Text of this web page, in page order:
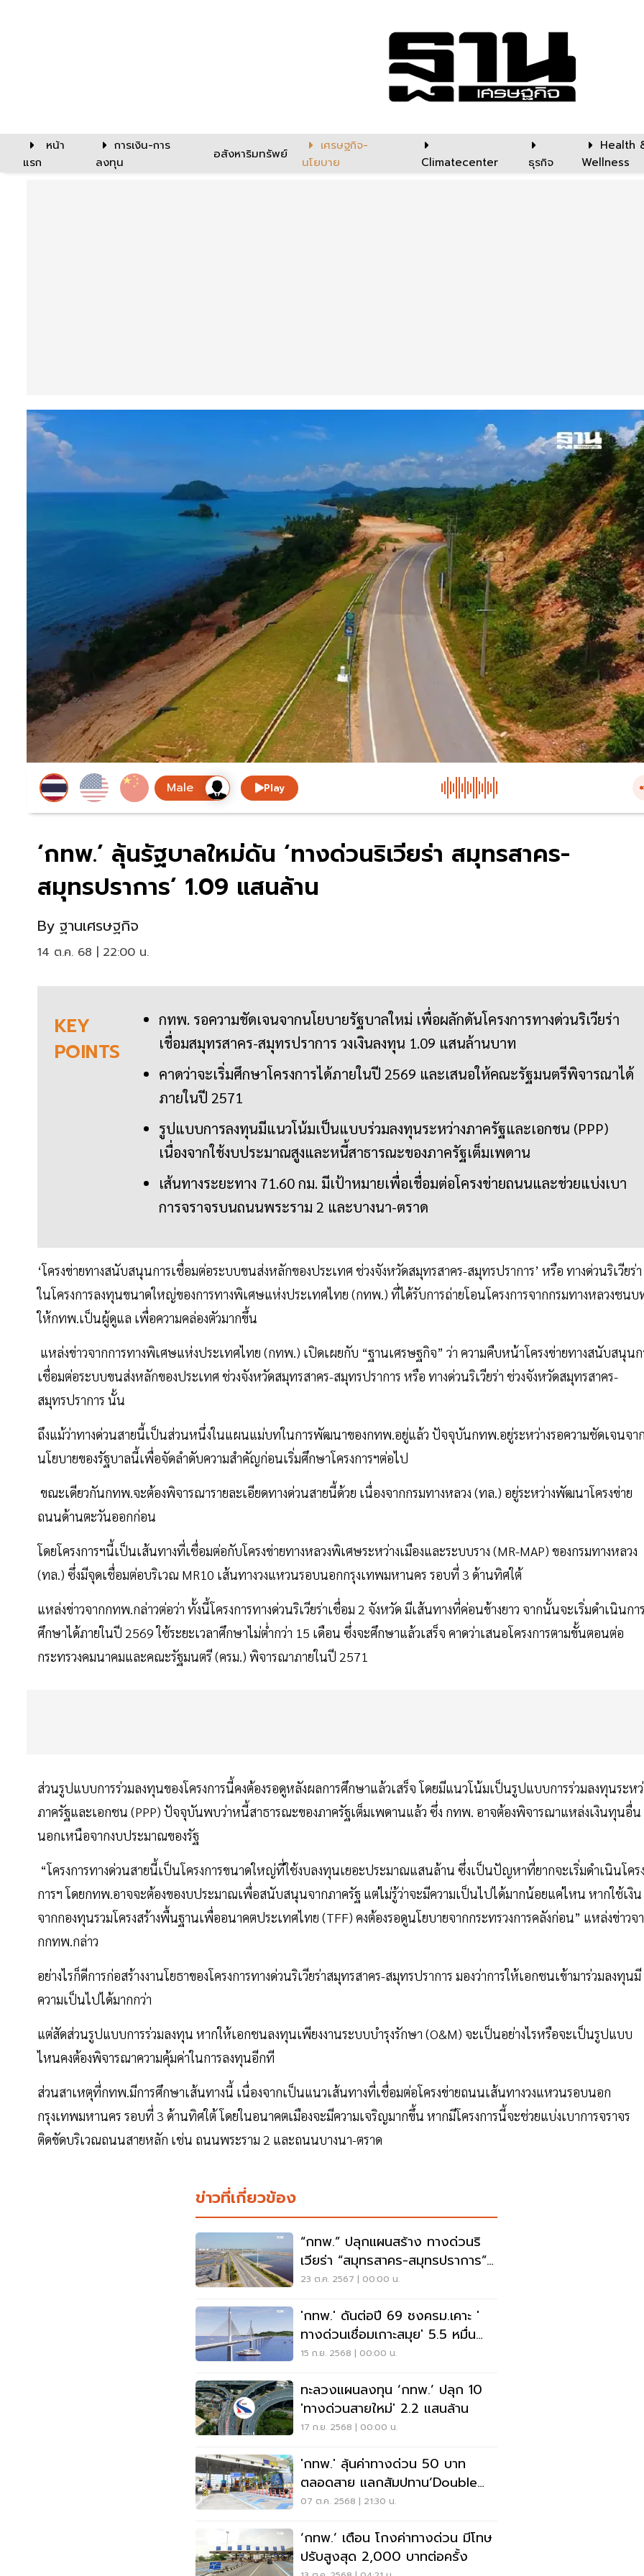
หน้า
แรก
การเงิน-การ
ลงทุน
อสังหาริมทรัพย์
เศรษฐกิจ-
นโยบาย
Climatecenter ธุรกิจ
Health
Wellness
Play
‘กทพ.’ ลุ้นรัฐบาลใหม่ดัน ‘ทางด่วนริเวียร่า สมุทรสาคร-
สมุทรปราการ’ 1.09 แสนล้าน
By ฐานเศรษฐกิจ
14 ต.ค. 68 | 22:00 น.
KEY
POINTS
กทพ. รอความชัดเจนจากนโยบายรัฐบาลใหม่ เพื่อผลักดันโครงการทางด่วนริเวียร่า
เชื่อมสมุทรสาคร-สมุทรปราการ วงเงินลงทุน 1.09 แสนล้านบาท
คาดว่าจะเริ่มศึกษาโครงการได้ภายในปี 2569 และเสนอให้คณะรัฐมนตรีพิจารณาได้
ภายในปี 2571
รูปแบบการลงทุนมีแนวโน้มเป็นแบบร่วมลงทุนระหว่างภาครัฐและเอกชน (PPP)
เนื่องจากใช้งบประมาณสูงและหนี้สาธารณะของภาครัฐเต็มเพดาน
เส้นทางระยะทาง 71.60 กม. มีเป้าหมายเพื่อเชื่อมต่อโครงข่ายถนนและช่วยแบ่งเบา
การจราจรบนถนนพระราม 2 และบางนา-ตราด
‘โครงข่ายทางสนับสนุนการเชื่อมต่อระบบขนส่งหลักของประเทศ ช่วงจังหวัดสมุทรสาคร-สมุทรปราการ’ หรือ ทางด่วนริเวียร่า
ในโครงการลงทุนขนาดใหญ่ของการทางพิเศษแห่งประเทศไทย (กทพ.) ที่ได้รับการถ่ายโอนโครงการจากกรมทางหลวงชนบ
ให้กทพ.เป็นผู้ดูแล เพื่อความคล่องตัวมากขึ้น
แหล่งข่าวจากการทางพิเศษแห่งประเทศไทย (กทพ.) เปิดเผยกับ “ฐานเศรษฐกิจ” ว่า ความคืบหน้าโครงข่ายทางสนับสนุนก
เชื่อมต่อระบบขนส่งหลักของประเทศ ช่วงจังหวัดสมุทรสาคร-สมุทรปราการ หรือ ทางด่วนริเวียร่า ช่วงจังหวัดสมุทรสาคร-
สมุทรปราการ นั้น
ถึงแม้ว่าทางด่วนสายนี้เป็นส่วนหนึ่งในแผนแม่บทในการพัฒนาของกทพ.อยู่แล้ว ปัจจุบันกทพ.อยู่ระหว่างรอความชัดเจนจาก
นโยบายของรัฐบาลนี้เพื่อจัดลำดับความสำคัญก่อนเริ่มศึกษาโครงการฯต่อไป
ขณะเดียวกันกทพ.จะต้องพิจารณารายละเอียดทางด่วนสายนี้ด้วย เนื่องจากกรมทางหลวง (ทล.) อยู่ระหว่างพัฒนาโครงข่าย
ถนนด้านตะวันออกก่อน
โดยโครงการฯนี้เป็นเส้นทางที่เชื่อมต่อกับโครงข่ายทางหลวงพิเศษระหว่างเมืองและระบบราง (MR-MAP) ของกรมทางหลวง
(ทล.) ซึ่งมีจุดเชื่อมต่อบริเวณ MR10 เส้นทางวงแหวนรอบนอกกรุงเทพมหานคร รอบที่ 3 ด้านทิศใต้
แหล่งข่าวจากกทพ.กล่าวต่อว่า ทั้งนี้โครงการทางด่วนริเวียร่าเชื่อม 2 จังหวัด มีเส้นทางที่ค่อนข้างยาว จากนั้นจะเริ่มดำเนินการ
ศึกษาได้ภายในปี 2569 ใช้ระยะเวลาศึกษาไม่ต่ำกว่า 15 เดือน ซึ่งจะศึกษาแล้วเสร็จ คาดว่าเสนอโครงการตามขั้นตอนต่อ
กระทรวงคมนาคมและคณะรัฐมนตรี (ครม.) พิจารณาภายในปี 2571
ส่วนรูปแบบการร่วมลงทุนของโครงการนี้คงต้องรอดูหลังผลการศึกษาแล้วเสร็จ โดยมีแนวโน้มเป็นรูปแบบการร่วมลงทุนระหว่
ภาครัฐและเอกชน (PPP) ปัจจุบันพบว่าหนี้สาธารณะของภาครัฐเต็มเพดานแล้ว ซึ่ง กทพ. อาจต้องพิจารณาแหล่งเงินทุนอื่น
นอกเหนือจากงบประมาณของรัฐ
“โครงการทางด่วนสายนี้เป็นโครงการขนาดใหญ่ที่ใช้งบลงทุนเยอะประมาณแสนล้าน ซึ่งเป็นปัญหาที่ยากจะเริ่มดำเนินโครง
การฯ โดยกทพ.อาจจะต้องของบประมาณเพื่อสนับสนุนจากภาครัฐ แต่ไม่รู้ว่าจะมีความเป็นไปได้มากน้อยแค่ไหน หากใช้เงิน
จากกองทุนรวมโครงสร้างพื้นฐานเพื่ออนาคตประเทศไทย (TFF) คงต้องรอดูนโยบายจากกระทรวงการคลังก่อน” แหล่งข่าวจา
กกทพ.กล่าว
อย่างไรก็ดีการก่อสร้างงานโยธาของโครงการทางด่วนริเวียร่าสมุทรสาคร-สมุทรปราการ มองว่าการให้เอกชนเข้ามาร่วมลงทุนมี
ความเป็นไปได้มากกว่า
แต่สัดส่วนรูปแบบการร่วมลงทุน หากให้เอกชนลงทุนเพียงงานระบบบำรุงรักษา (O&M) จะเป็นอย่างไรหรือจะเป็นรูปแบบ
ไหนคงต้องพิจารณาความคุ้มค่าในการลงทุนอีกที
ส่วนสาเหตุที่กทพ.มีการศึกษาเส้นทางนี้ เนื่องจากเป็นแนวเส้นทางที่เชื่อมต่อโครงข่ายถนนเส้นทางวงแหวนรอบนอก
กรุงเทพมหานคร รอบที่ 3 ด้านทิศใต้ โดยในอนาคตเมืองจะมีความเจริญมากขึ้น หากมีโครงการนี้จะช่วยแบ่งเบาการจราจร
ติดขัดบริเวณถนนสายหลัก เช่น ถนนพระราม 2 และถนนบางนา-ตราด
ข่าวที่เกี่ยวข้อง
“กทพ.” ปลุกแผนสร้าง ทางด่วนริ
เวียร่า “สมุทรสาคร-สมุทรปราการ”
1.09 แสนล้าน
23 ต.ค. 2567 | 00:00 น.
'กทพ.' ดันต่อปี 69 ชงครม.เคาะ '
ทางด่วนเชื่อมเกาะสมุย' 5.5 หมื่น
ล้าน
15 ก.ย. 2568 | 00:00 น.
ทะลวงแผนลงทุน ‘กทพ.’ ปลุก 10
'ทางด่วนสายใหม่' 2.2 แสนล้าน
17 ก.ย. 2568 | 00:00 น.
'กทพ.' ลุ้นค่าทางด่วน 50 บาท
ตลอดสาย แลกสัมปทาน‘Double
Deck’
07 ต.ค. 2568 | 21:30 น.
‘กทพ.’ เตือน โกงค่าทางด่วน มีโทษ
ปรับสูงสุด 2,000 บาทต่อครั้ง